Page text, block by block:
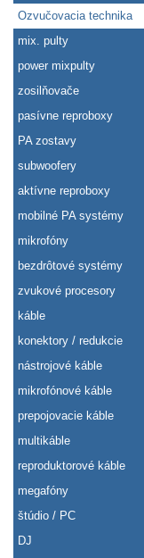
Ozvučovacia technika
mix. pulty
power mixpulty
zosilňovače
pasívne reproboxy
PA zostavy
subwoofery
aktívne reproboxy
mobilné PA systémy
mikrofóny
bezdrôtové systémy
zvukové procesory
káble
konektory / redukcie
nástrojové káble
mikrofónové káble
prepojovacie káble
multikáble
reproduktorové káble
megafóny
štúdio / PC
DJ